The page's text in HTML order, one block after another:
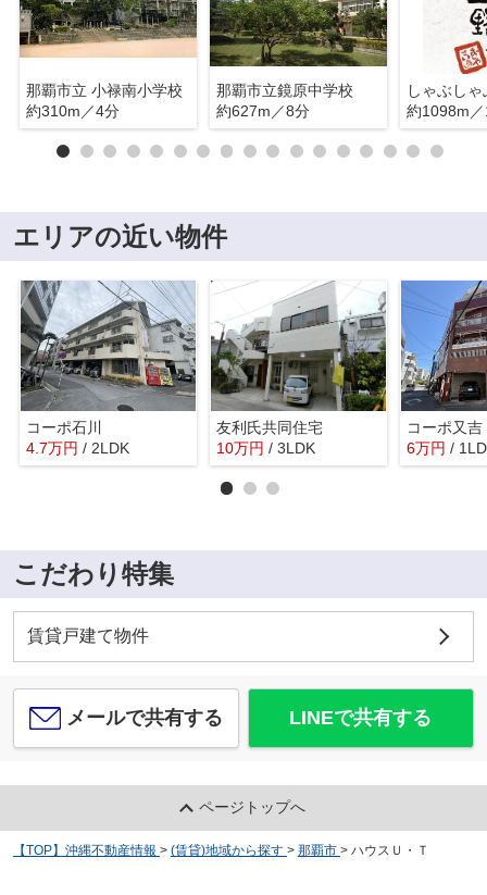
那覇市立 小禄南小学校
約310m／4分
那覇市立鏡原中学校
約627m／8分
約1098m
エリアの近い物件
コーポ石川
4.7万円 / 2LDK
友利氏共同住宅
10万円 / 3LDK
コーポ又吉
6万円 /
こだわり特集
賃貸戸建て物件
メールで共有する LINEで共有する
ページトップへ
【TOP】沖縄不動産情報 > (賃貸)地域から探す > 那覇市 > ハウスＵ・Ｔ